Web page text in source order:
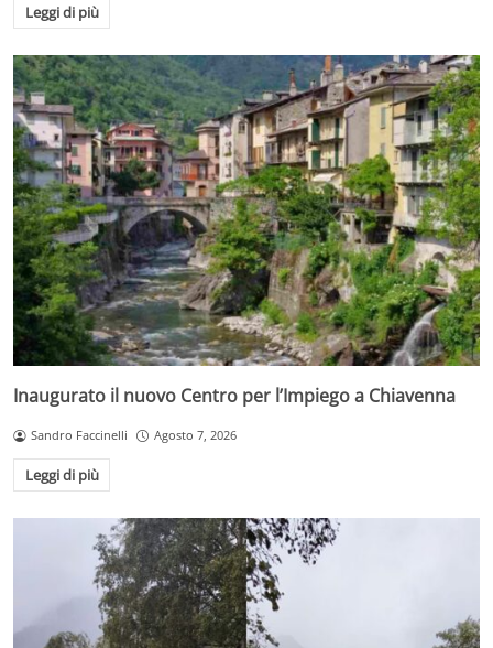
Leggi di più
Inaugurato il nuovo Centro per l’Impiego a Chiavenna
Sandro Faccinelli Agosto 7, 2026
Leggi di più